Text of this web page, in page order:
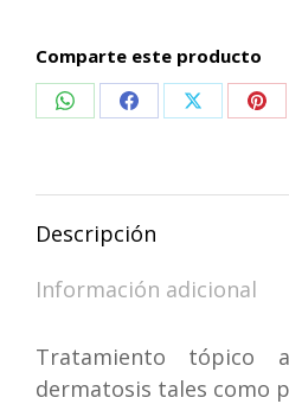
Comparte este producto
Compartir
WhatsApp
Compartir
Facebook
Compartir
X
Descripción
Información adicional
Tratamiento tópico
dermatosis tales como